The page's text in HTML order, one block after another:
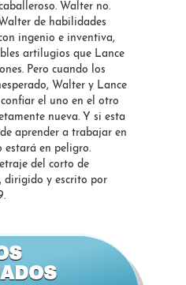
Walter no.
de habilidades
ingenio e inventiva,
artilugios que Lance
Pero cuando los
Walter y Lance
el uno en el otro
nueva. Y si esta
aprender a trabajar en
estará en peligro.
del corto de
dirigido y escrito por